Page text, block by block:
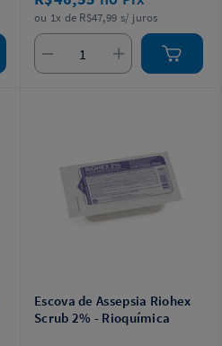
ou 1x de R$47,99 s/ juros
Escova de Assepsia Riohex
Scrub 2% - Rioquímica